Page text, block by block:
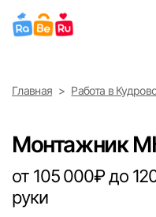
Выберите город
Санкт-Петербург
Ижевск
Главная Работа в
Монтажник
от 105 000₽ до
руки